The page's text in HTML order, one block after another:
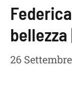
bellezza
26